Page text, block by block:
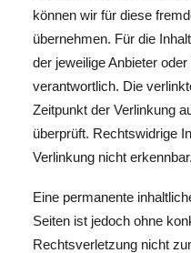
können wir für diese
übernehmen. Für die
der jeweilige Anbieter
verantwortlich. Die
Zeitpunkt der Verlinkung
überprüft. Rechtswidrige
Verlinkung nicht erkennbar.
Eine permanente
Seiten ist jedoch ohne
Rechtsverletzung nicht